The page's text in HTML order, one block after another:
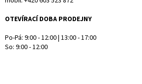
OTEVÍRACÍ DOBA PRODEJNY
Po-Pá: 9:00 - 12:00 | 13:00 - 17:00
So: 9:00 - 12:00